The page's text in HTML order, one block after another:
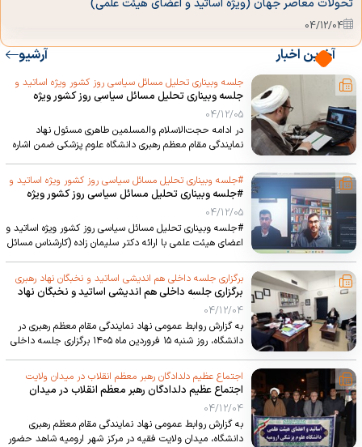
04/12/04
برگزاری دوره معرفتی و دانش‌افزایی با محوریت نقش مقام معظم رهبری در
تحولات معاصر جهان
تجمع دانشگاهیان در ستاد مرکزی دانشگاه علوم پزشکی ارومیه در
محکومیت اقدامات تروریستی عناصر آشوبگر
04/12/04
آخرین اخبار آرشیو
جلسه وبیناری تحلیل مسائل سیاسی روز کشور ویژه اساتید و
اعضای هیئت علمی دانشگاه‌های ارومیه با ارائه حجت‌الاسلام
والمسلمین دکتر محم
جلسه وبیناری تحلیل مسائل سیاسی روز کشور ویژه
اساتید و اعضای هیئت علمی دانشگاه‌های ارومیه با ارائه
حجت‌الاسلام والمسلمین دکتر محمدنژاد رئیس دفاتر
نهاد نمایندگی مقام معظم رهبری دانشگاه‌های استان
آذربایجان غربی)
04/12/05
در ادامه حجت‌الاسلام والمسلمین طاهری مسئول نهاد
نمایندگی مقام معظم رهبری دانشگاه علوم پزشکی ضمن اشاره
اساتید تقدیر و تشکر کرد. ۱۴۰۵/۰۲/۰۷
#جلسه وبیناری تحلیل مسائل سیاسی روز کشور ویژه اساتید و
اعضای هیئت علمی با ارائه دکتر سلیمان زاده (کارشناس مسائل
سیاسی روز)
#جلسه وبیناری تحلیل مسائل سیاسی روز کشور ویژه
اساتید و اعضای هیئت علمی با ارائه دکتر سلیمان زاده
(کارشناس مسائل سیاسی روز)
04/12/05
#جلسه وبیناری تحلیل مسائل سیاسی روز کشور ویژه اساتید و
اعضای هیئت علمی با ارائه دکتر سلیمان زاده (کارشناس مسائل
برگزاری جلسه داخلی هم اندیشی اساتید و نخبگان نهاد رهبری
دانشگاه
برگزاری جلسه داخلی هم اندیشی اساتید و نخبگان نهاد
رهبری دانشگاه
04/12/04
به گزارش روابط عمومی نهاد نمایندگی مقام معظم رهبری در
دانشگاه، روز شنبه ۱۵ فروردین ماه ۱۴۰۵ برگزاری جلسه داخلی
حجت‌الاسلام والمسلمین طاهری، مسئول نهاد نمایندگی مقام
معظم رهبری در دانشگاه علوم پزشکی استان و با حضور دکتر
باقری دبیر هم‌اندیشی، دکتر عزیزی دبیر رسانه هم‌اندیشی و
سخایی کارشناس فرهنگی دفتر هم‌اندیشی نهاد رهبری برگزار
شد.
اجتماع عظیم دلدادگان رهبر معظم انقلاب در میدان ولایت
فقیه؛ تجدید میثاق با امام شهید و بیعت با رهبری
اجتماع عظیم دلدادگان رهبر معظم انقلاب در میدان
ولایت فقیه؛ تجدید میثاق با امام شهید و بیعت با رهبری
04/12/04
به گزارش روابط عمومی نهاد نمایندگی مقام معظم رهبری
دانشگاه، میدان ولایت فقیه در مرکز شهر ارومیه شاهد حضور